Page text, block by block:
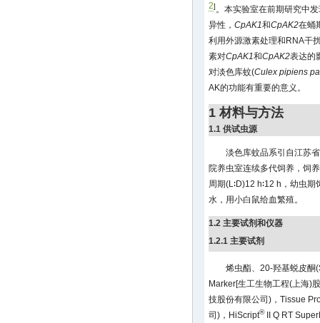
2]。本实验室在前期研究中
异性， CpAK1和CpAK2在蛹
利用外源激素处理和RNA干
素对CpAK1和CpAK2表达的
对淡色库蚊(Culex pipiens
AK的功能有重要的意义。
1 材料与方法
1.1 供试虫源
淡色库蚊品系引自江苏
院养虫室连续多代饲养，饲
周期(L∶D)12 h∶12 h，幼虫
水，用小白鼠给血繁殖。
1.2 主要试剂和仪器
1.2.1 主要试剂
烯虫酯、20-羟基蜕皮酮
Marker[生工生物工程(上海)
技股份有限公司)，Tissue
司)，HiScript®II Q RT